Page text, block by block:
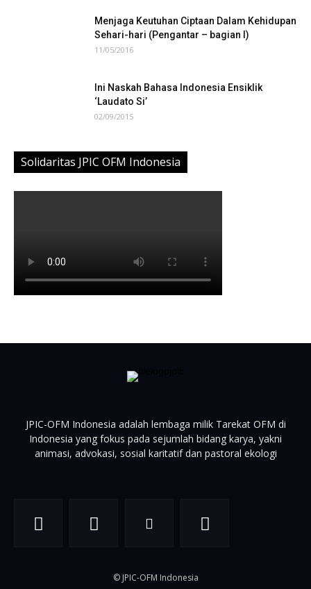
Menjaga Keutuhan Ciptaan Dalam Kehidupan
Sehari-hari (Pengantar – bagian I)
11/05/2016
Ini Naskah Bahasa Indonesia Ensiklik
‘Laudato Si’
02/09/2015
Solidaritas JPIC OFM Indonesia
JPIC-OFM Indonesia adalah lembaga milik Tarekat OFM di
Indonesia yang fokus pada sejumlah bidang karya, yakni
animasi, advokasi, sosial karitatif dan pastoral ekologi
© JPIC-OFM Indonesia